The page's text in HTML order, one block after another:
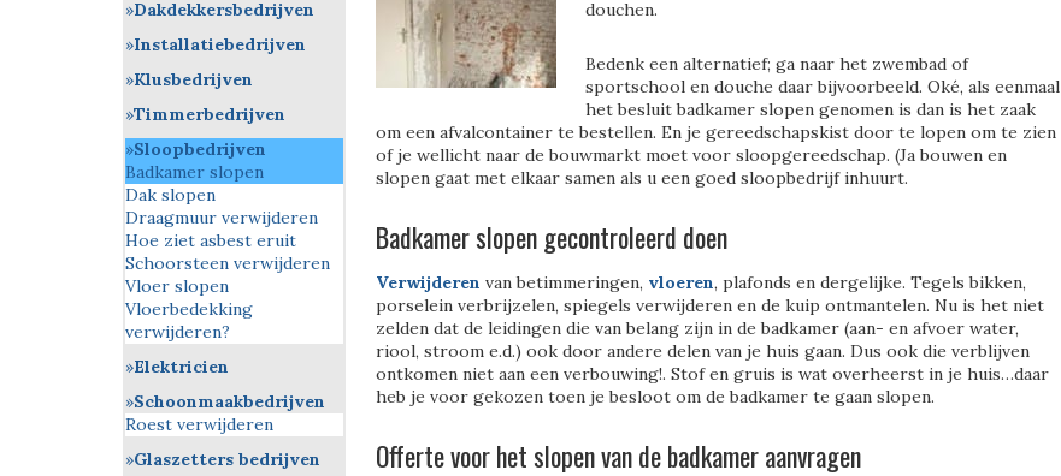
douchen.
Bedenk een alternatief; ga naar het zwembad of
sportschool en douche daar bijvoorbeeld. Oké, als eenmaal
het besluit badkamer slopen genomen is dan is het zaak
om een afvalcontainer te bestellen. En je gereedschapskist door te lopen om te zien
of je wellicht naar de bouwmarkt moet voor sloopgereedschap. (Ja bouwen en
slopen gaat met elkaar samen als u een goed sloopbedrijf inhuurt.
Badkamer slopen gecontroleerd doen
Verwijderen van betimmeringen, vloeren, plafonds en dergelijke. Tegels bikken,
porselein verbrijzelen, spiegels verwijderen en de kuip ontmantelen. Nu is het niet
zelden dat de leidingen die van belang zijn in de badkamer (aan- en afvoer water,
riool, stroom e.d.) ook door andere delen van je huis gaan. Dus ook die verblijven
ontkomen niet aan een verbouwing!. Stof en gruis is wat overheerst in je huis…daar
heb je voor gekozen toen je besloot om de badkamer te gaan slopen.
Offerte voor het slopen van de badkamer aanvragen
Dakdekkersbedrijven
Installatiebedrijven
Klusbedrijven
Timmerbedrijven
Sloopbedrijven
Badkamer slopen
Dak slopen
Draagmuur verwijderen
Hoe ziet asbest eruit
Schoorsteen verwijderen
Vloer slopen
Vloerbedekking
verwijderen?
Elektricien
Schoonmaakbedrijven
Roest verwijderen
Glaszetters bedrijven